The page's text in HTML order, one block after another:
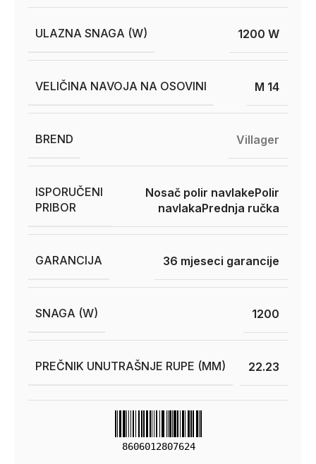
ULAZNA SNAGA (W) 1200 W
VELIČINA NAVOJA NA OSOVINI M 14
BREND Villager
ISPORUČENI
PRIBOR
Nosač polir navlakePolir
navlakaPrednja ručka
GARANCIJA 36 mjeseci garancije
SNAGA (W) 1200
PREČNIK UNUTRAŠNJE RUPE (MM) 22.23
8606012807624